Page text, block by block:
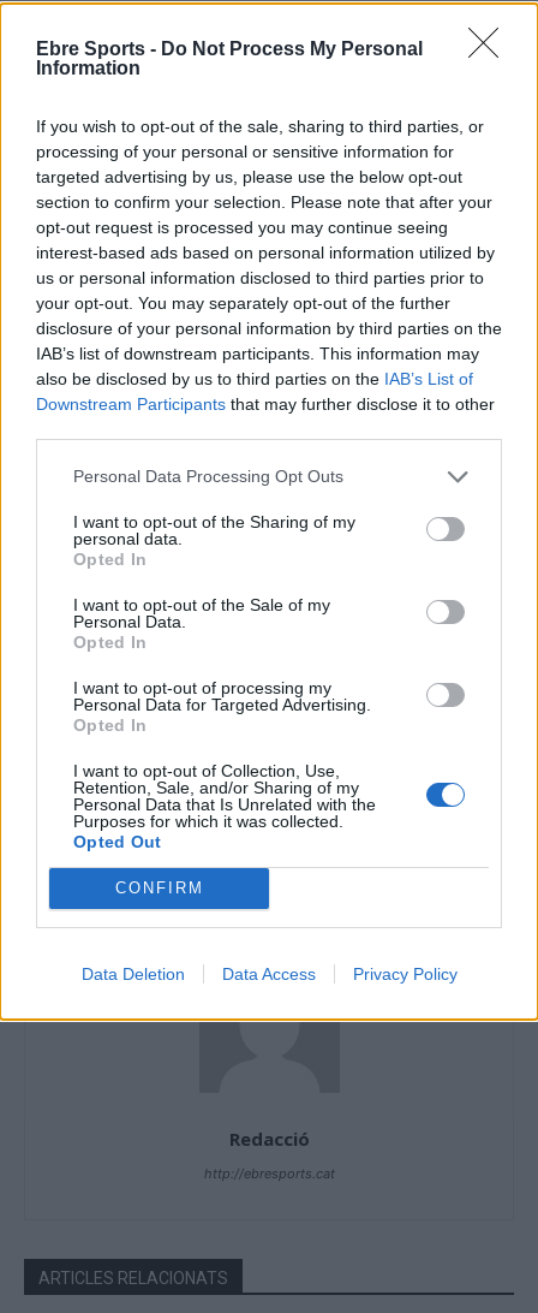
Ebre Sports - Do Not Process My Personal
Information
If you wish to opt-out of the sale, sharing to third parties, or
processing of your personal or sensitive information for
targeted advertising by us, please use the below opt-out
section to confirm your selection. Please note that after your
opt-out request is processed you may continue seeing
interest-based ads based on personal information utilized by
us or personal information disclosed to third parties prior to
your opt-out. You may separately opt-out of the further
disclosure of your personal information by third parties on the
IAB’s list of downstream participants. This information may
also be disclosed by us to third parties on the IAB’s List of
Downstream Participants that may further disclose it to other
Personal Data Processing Opt Outs
I want to opt-out of the Sharing of my
personal data.
Opted In
I want to opt-out of the Sale of my
Personal Data.
Opted In
I want to opt-out of processing my
Personal Data for Targeted Advertising.
Opted In
I want to opt-out of Collection, Use,
Retention, Sale, and/or Sharing of my
Personal Data that Is Unrelated with the
Purposes for which it was collected.
Opted Out
CONFIRM
Data Deletion Data Access Privacy Policy
central d’aquesta nova indumentària hi ha el nom de
Soretrac, una empresa especialista en embalatge sota
retràctil i en films de presentació.
prestigiosa marca espanyola Massi, una empresa
històrica per al món del ciclisme i que donarà suport a
l’equip amb el material. També donarà suport a la
formació Packnorte, amb seu a Gipúscoa, referent en el
sector de distribució de material i maquinària
d’embalatge.
L’equip senienc supera la xifra de 50 temporades
competint, després d’agafar el testimoni de l’extint
Viveros Alcanar, i s’ha consolidat com un dels equips
seua bona trajectòria i els bons resultats assolits li han
valgut el reconeixement per ser fix a la Copa Espanya.
Article anterior
L’Ascó patix dos baixes i
incorpora un migcampista
Article següent
La Rapitenca amb novetats
Redacció
http://ebresports.cat
ARTICLES RELACIONATS